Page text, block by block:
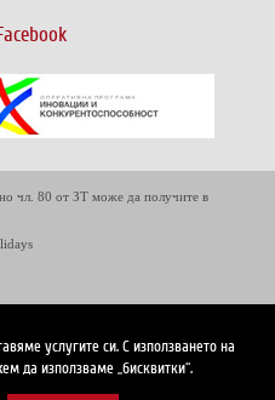
чл. 80 от ЗТ може да получите в
услугите си. С използването на
да използваме „бисквитки“.